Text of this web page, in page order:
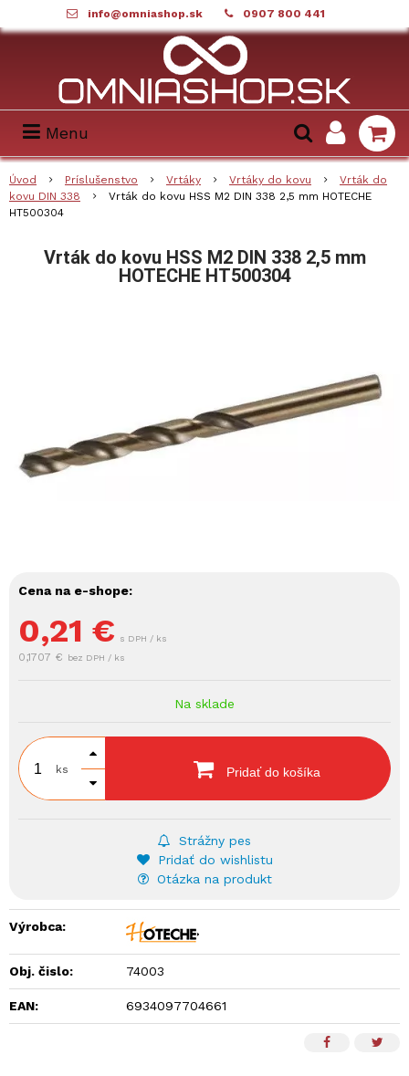
info@omniashop.sk 0907 800 441
Menu
Úvod Príslušenstvo Vrtáky Vrtáky do kovu
Vrták do
kovu DIN 338
Vrták do kovu HSS M2 DIN 338 2,5 mm HOTECHE
HT500304
Vrták do kovu HSS M2 DIN 338 2,5 mm
HOTECHE HT500304
Cena na e-shope:
0,21 € s DPH / ks
0,1707 € bez DPH / ks
Na sklade
ks Pridať do košíka
Strážny pes
Pridať do wishlistu
Otázka na produkt
Výrobca:
Obj. čislo: 74003
EAN: 6934097704661